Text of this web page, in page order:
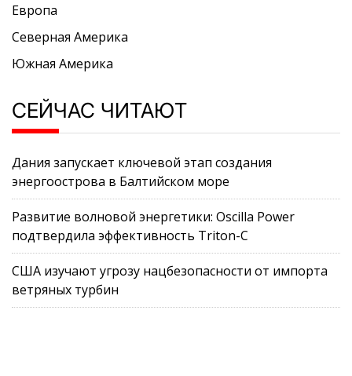
Европа
Северная Америка
Южная Америка
СЕЙЧАС ЧИТАЮТ
Дания запускает ключевой этап создания
энергоострова в Балтийском море
Развитие волновой энергетики: Oscilla Power
подтвердила эффективность Triton-C
США изучают угрозу нацбезопасности от импорта
ветряных турбин